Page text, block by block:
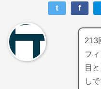
t f
213
フ
目
しで